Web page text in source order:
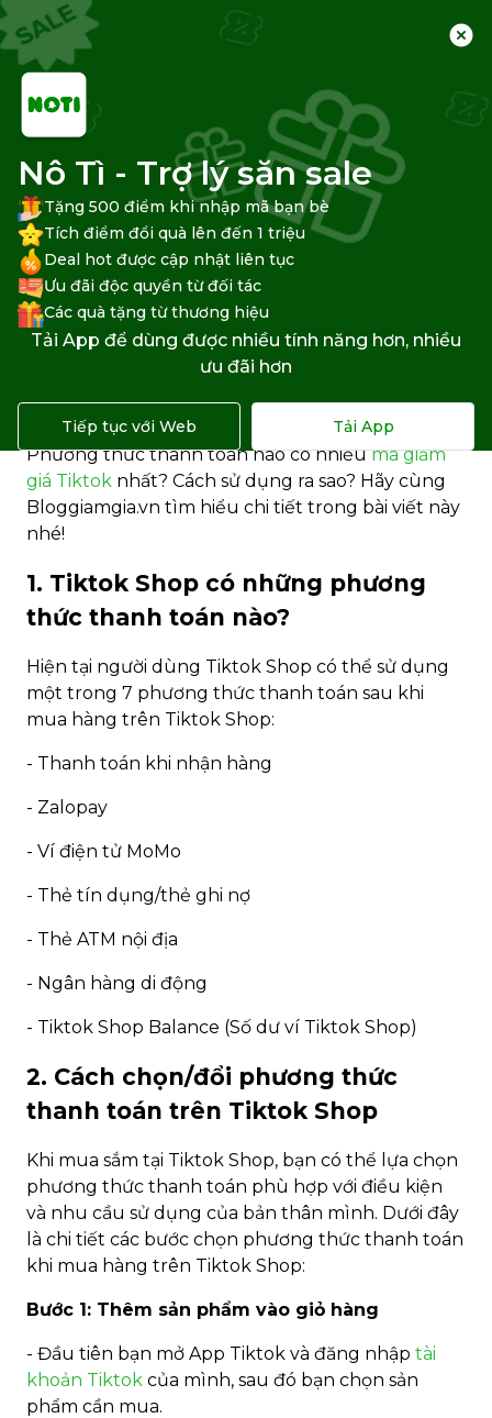
Trang chủ Khác
Tiktok Shop có những phương
thức thanh toán nào?
TikTok Shop hiện cung cấp nhiều hình thức
thanh toán khác nhau, đáp ứng nhu cầu đa dạng
của khách hàng, từ thanh toán online đến thanh
toán khi nhận hàng (COD). Vậy cụ thể TikTok
Shop có những phương thức thanh toán nào?
Phương thức thanh toán nào có nhiềumã giảm
giá Tiktok nhất? Cách sử dụng ra sao? Hãy cùng
Bloggiamgia.vn tìm hiểu chi tiết trong bài viết này
nhé!
1. Tiktok Shop có những phương
thức thanh toán nào?
Hiện tại người dùng Tiktok Shop có thể sử dụng
một trong 7 phương thức thanh toán sau khi
mua hàng trên Tiktok Shop:
- Thanh toán khi nhận hàng
- Zalopay
- Ví điện tử MoMo
- Thẻ tín dụng/thẻ ghi nợ
- Thẻ ATM nội địa
- Ngân hàng di động
- Tiktok Shop Balance (Số dư ví Tiktok Shop)
2. Cách chọn/đổi phương thức
thanh toán trên Tiktok Shop
Khi mua sắm tại Tiktok Shop, bạn có thể lựa chọn
phương thức thanh toán phù hợp với điều kiện
và nhu cầu sử dụng của bản thân mình. Dưới đây
là chi tiết các bước chọn phương thức thanh toán
khi mua hàng trên Tiktok Shop:
Bước 1: Thêm sản phẩm vào giỏ hàng
- Đầu tiên bạn mở App Tiktok và đăng nhập tài
khoản Tiktok của mình, sau đó bạn chọn sản
phẩm cần mua.
Nô Tì - Trợ lý săn sale
Tặng 500 điểm khi nhập mã bạn bè
Tích điểm đổi quà lên đến 1 triệu
Deal hot được cập nhật liên tục
Ưu đãi độc quyền từ đối tác
Các quà tặng từ thương hiệu
Tải App để dùng được nhiều tính năng hơn, nhiều
ưu đãi hơn
Tiếp tục với Web Tải App